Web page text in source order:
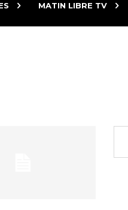
MATIN LIBRE TV